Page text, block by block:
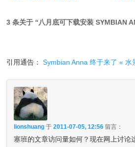
3 条关于 “八月底可下载安装 SYMBIAN
引用通告：Symbian Anna 终于来了 « 水
lionshuang 于2011-07-05, 12:56 留言：
塞班的文章访问量如何？现在网上讨论